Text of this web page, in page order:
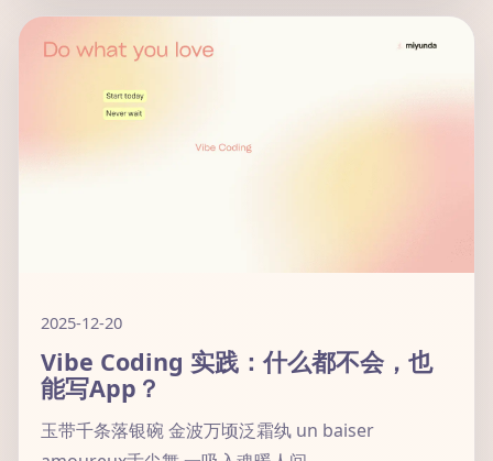
2025-12-20
Vibe Coding 实践：什么都不会，也
能写App？
玉带千条落银碗 金波万顷泛霜纨 un baiser